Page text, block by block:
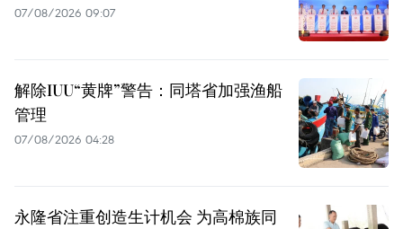
07/08/2026 09:07
解除IUU“黄牌”警告：同塔省加强渔船
管理
07/08/2026 04:28
永隆省注重创造生计机会 为高棉族同